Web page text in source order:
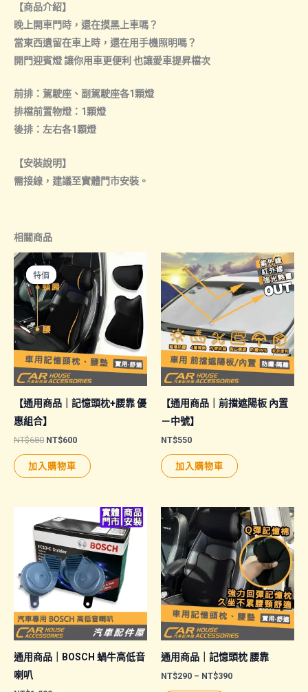
【商品介紹】
晚上開車門時，還在摸黑上車嗎？
當東西遺留在車上時，還在用手機照明嗎？
開門迎賓燈 讓你用車更便利 也讓愛車提昇檔次
前排：駕駛座、副駕駛座各1顆燈
排檔前置物燈：1顆燈
後排：左右各1顆燈
【安裝說明】
需接線，建議至實體門市安裝。
相關商品
特價
特價
【通用商品｜記憶頭枕+腰靠 優
惠組合】
NT$680 原
價
格：
NT$600目
格：
加入購物車
【通用商品｜前擋遮陽板 內置
－中號】
NT$550
加入購物車
通用商品｜BOSCH 蝸牛高低音
喇叭
通用商品｜記憶頭枕 腰靠
NT$290 – NT$390價